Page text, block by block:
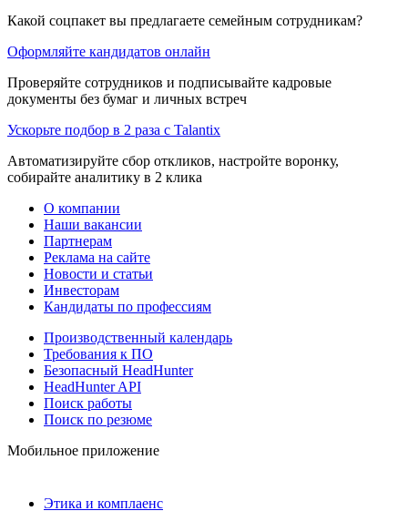
Какой соцпакет вы предлагаете семейным сотрудникам?
Оформляйте кандидатов онлайн
Проверяйте сотрудников и подписывайте кадровые
документы без бумаг и личных встреч
Ускорьте подбор в 2 раза с Talantix
Автоматизируйте сбор откликов, настройте воронку,
собирайте аналитику в 2 клика
О компании
Наши вакансии
Партнерам
Реклама на сайте
Новости и статьи
Инвесторам
Кандидаты по профессиям
Производственный календарь
Требования к ПО
Безопасный HeadHunter
HeadHunter API
Поиск работы
Поиск по резюме
Мобильное приложение
Этика и комплаенс